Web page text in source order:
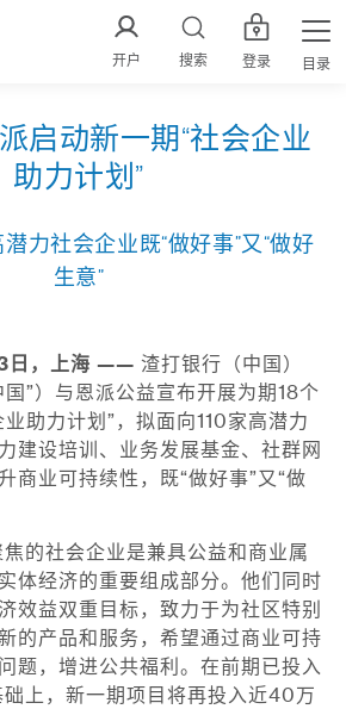
开户 搜索 登录 目录
启动新一期“社会企业
助力计划”
力社会企业既“做好事”又“做好
生意”
，上海 —— 渣打银行（中国）
”）与恩派公益宣布开展为期18个
助力计划”，拟面向110家高潜力
建设培训、业务发展基金、社群网
商业可持续性，既“做好事”又“做
的社会企业是兼具公益和商业属
体经济的重要组成部分。他们同时
效益双重目标，致力于为社区特别
的产品和服务，希望通过商业可持
题，增进公共福利。在前期已投入
上，新一期项目将再投入近40万